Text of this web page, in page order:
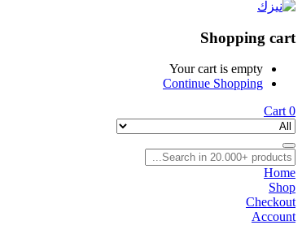
Shopping cart
Your cart is empty
Continue Shopping
0
Cart
Home
Shop
Checkout
Account